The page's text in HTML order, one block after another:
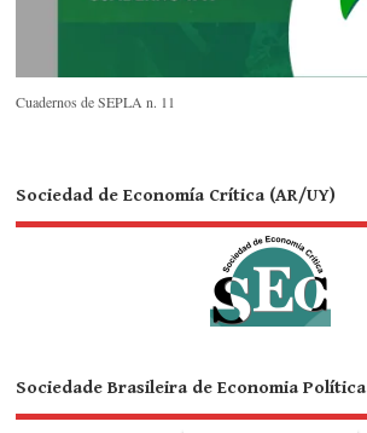
Cuadernos de SEPLA n. 11
Sociedad de Economía Crítica (AR/UY)
Sociedade Brasileira de Economia Política